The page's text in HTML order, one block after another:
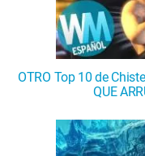
OTRO Top 10 de
QUE